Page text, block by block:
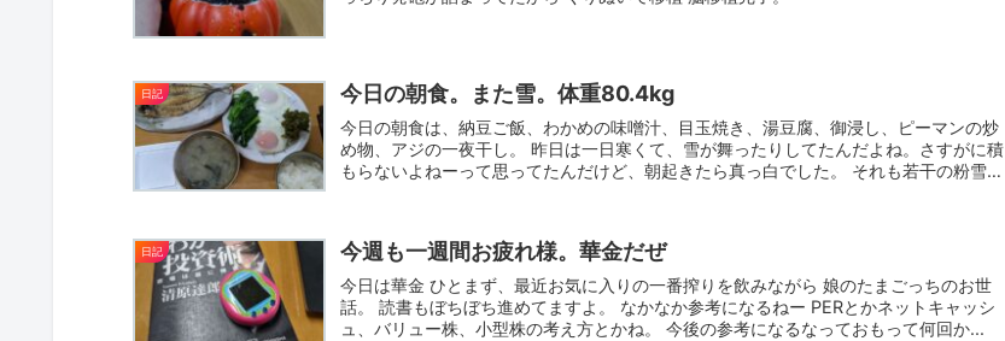
日記 今日の朝食。また雪。体重80.4kg
今日の朝食は、納豆ご飯、わかめの味噌汁、目玉焼き、湯豆腐、御浸し、ピーマンの炒
め物、アジの一夜干し。 昨日は一日寒くて、雪が舞ったりしてたんだよね。さすがに積
もらないよねーって思ってたんだけど、朝起きたら真っ白でした。 それも若干の粉雪加
日記 今週も一週間お疲れ様。華金だぜ
今日は華金 ひとまず、最近お気に入りの一番搾りを飲みながら 娘のたまごっちのお世
話。 読書もぼちぼち進めてますよ。 なかなか参考になるねー PERとかネットキャッシ
ュ、バリュー株、小型株の考え方とかね。 今後の参考になるなっておもって何回か...